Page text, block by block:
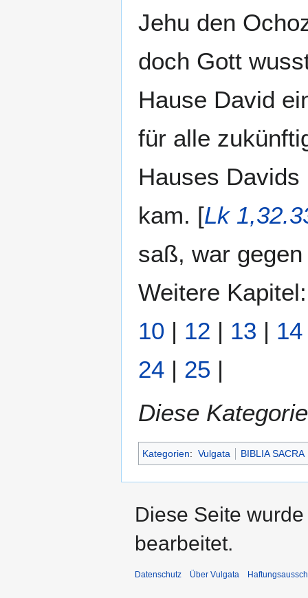
Jehu den
doch Gott
Hause David
für alle
Hauses
kam. [Lk
saß, war
Weitere
10 | 12 | 13 | 14
24 | 25 |
Diese
Kategorien: Vulgata BIBLIA SACRA
Diese Seite
bearbeitet.
Datenschutz Über Vulgata